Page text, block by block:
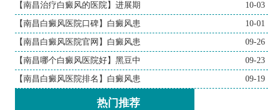
【南昌治疗白癜风的医院】进展期 10-03
【南昌白癜风医院口碑】白癜风患 10-01
【南昌白癜风医院官网】白癜风患 09-26
【南昌哪个白癜风医院好】黑豆中 09-23
【南昌白癜风医院排名】白癜风患 09-19
热门推荐